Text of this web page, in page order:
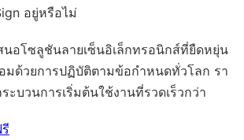
อยู่หรือไม่
นอโซลูชันลายเซ็นอิเล็กทรอนิกส์ที่ยืดหยุ่น
มด้วยการปฏิบัติตามข้อกำหนดทั่วโลก รา
ะบวนการเริ่มต้นใช้งานที่รวดเร็วกว่า